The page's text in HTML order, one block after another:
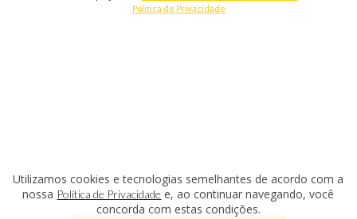
Política de Privacidade
Utilizamos cookies e tecnologias semelhantes de acordo com a
nossa Política de Privacidade e, ao continuar navegando, você
concorda com estas condições.